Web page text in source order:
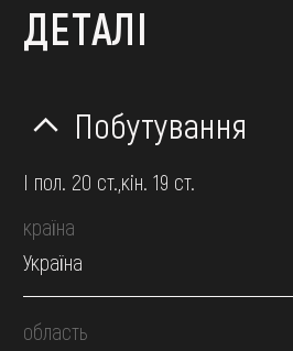
ДЕТАЛІ
Побутування
І пол. 20 ст.,кін. 19 ст.
країна
Україна
область